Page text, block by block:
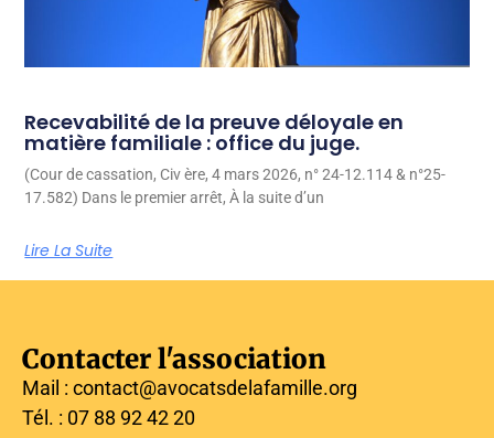
Recevabilité de la preuve déloyale en
matière familiale : office du juge.
(Cour de cassation, Civ ère, 4 mars 2026, n° 24-12.114 & n°25-
17.582) Dans le premier arrêt, À la suite d’un
Lire La Suite
Contacter l'association
Mail : contact@avocatsdelafamille.org
Tél. : 07 88 92 42 20